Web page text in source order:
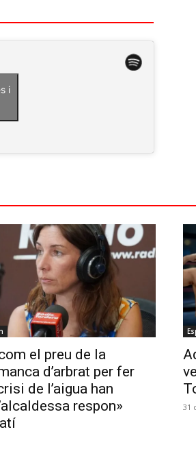
i
el preu de la
d’arbrat per fer
de l’aigua han
respon»
31